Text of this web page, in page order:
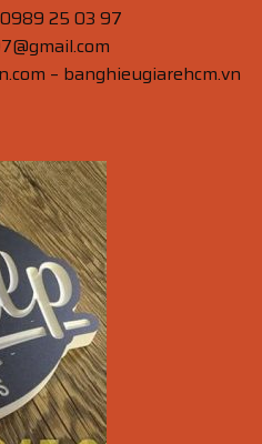
25 03 97
– banghieugiarehcm.vn